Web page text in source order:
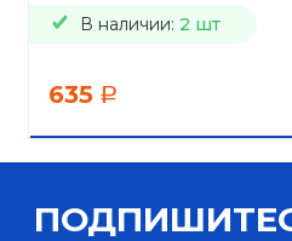
В наличии: 2 шт
635 a